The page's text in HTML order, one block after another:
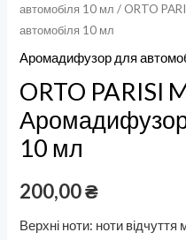
автомобіля 10 мл / ORTO
автомобіля 10 мл
Аромадифузор для
ORTO PARISI
10 мл
200,00₴
Верхні ноти: ноти відчуття